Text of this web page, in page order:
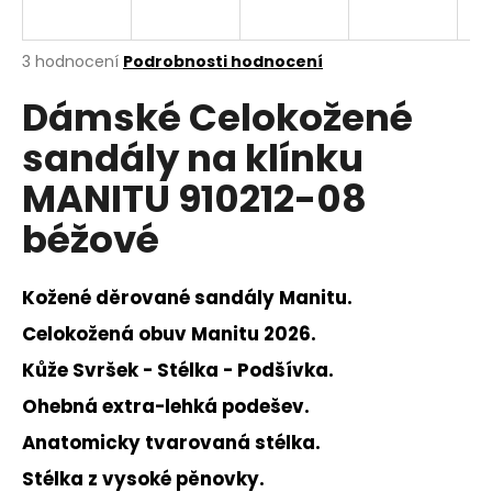
Průměrné
produktu
je
z
5
hvězdiček.
3 hodnocení Podrobnosti hodnocení
Dámské Celokožené
sandály na klínku
MANITU 910212-08
béžové
Kožené děrované sandály Manitu.
Celokožená obuv Manitu 2026.
Kůže Svršek - Stélka - Podšívka.
Ohebná extra-lehká podešev.
Anatomicky tvarovaná stélka.
Stélka z vysoké pěnovky.
j
t
?
D
o
p
o
r
u